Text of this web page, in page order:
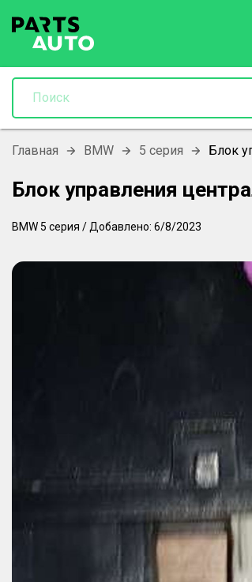
Главная BMW 5 серия Блок
Блок управления
BMW 5 серия / Добавлено: 6/8/2023